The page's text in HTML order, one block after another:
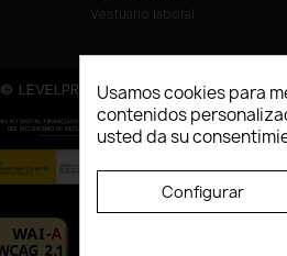
Vestuario laboral
© LEVELPRINT - 2026
La página dispone de código
Usamos cookies para
contenidos
usted da su
Configurar